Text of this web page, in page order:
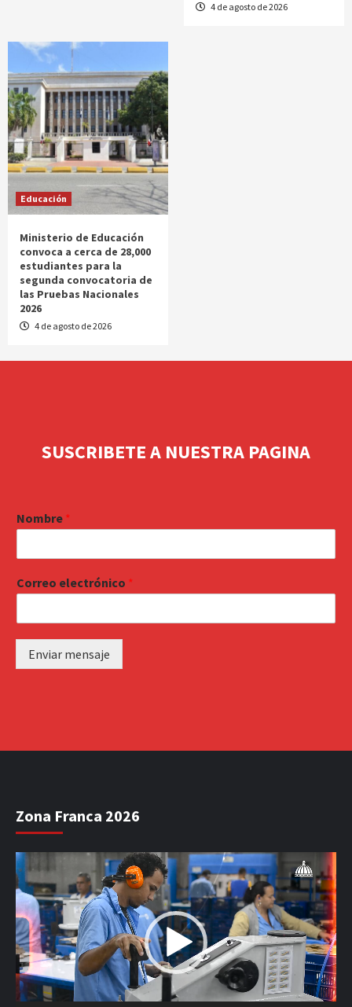
4 de agosto de 2026
Educación
Ministerio de Educación
convoca a cerca de 28,000
estudiantes para la
segunda convocatoria de
las Pruebas Nacionales
2026
4 de agosto de 2026
SUSCRIBETE A NUESTRA PAGINA
Nombre *
Correo electrónico *
Enviar mensaje
Zona Franca 2026
Reproductor
de
vídeo